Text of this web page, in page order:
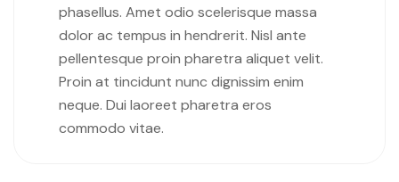
phasellus. Amet odio scelerisque massa
dolor ac tempus in hendrerit. Nisl ante
pellentesque proin pharetra aliquet velit.
Proin at tincidunt nunc dignissim enim
neque. Dui laoreet pharetra eros
commodo vitae.